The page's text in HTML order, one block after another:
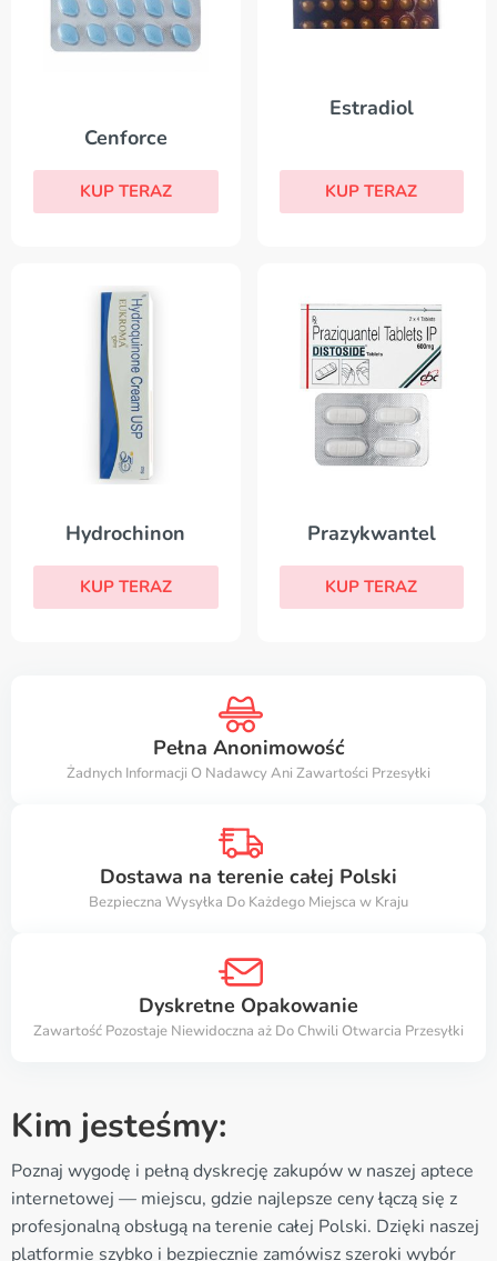
Pełna Anonimowość
Żadnych Informacji O Nadawcy Ani Zawartości Przesyłki
Dostawa na terenie całej Polski
Bezpieczna Wysyłka Do Każdego Miejsca w Kraju
Dyskretne Opakowanie
Zawartość Pozostaje Niewidoczna aż Do Chwili Otwarcia Przesyłki
Kim jesteśmy:
Poznaj wygodę i pełną dyskrecję zakupów w naszej aptece
internetowej — miejscu, gdzie najlepsze ceny łączą się z
profesjonalną obsługą na terenie całej Polski. Dzięki naszej
platformie szybko i bezpiecznie zamówisz szeroki wybór
Cenforce
KUP TERAZ
Estradiol
KUP TERAZ
Hydrochinon
KUP TERAZ
Prazykwantel
KUP TERAZ